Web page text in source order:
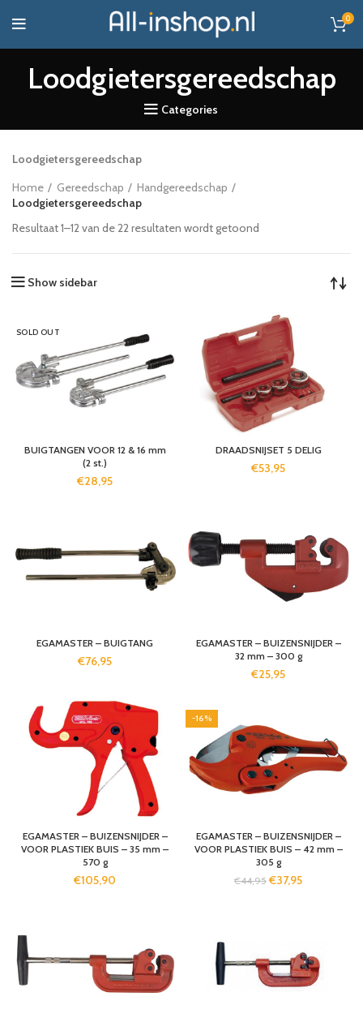
0
Loodgietersgereedschap
Categories
Loodgietersgereedschap
Home
Gereedschap
Handgereedschap
Loodgietersgereedschap
Resultaat 1–12 van de 22 resultaten wordt getoond
Show sidebar
SOLD OUT
BUIGTANGEN VOOR 12 & 16 mm
(2 st.)
€28,95
DRAADSNIJSET 5 DELIG
€53,95
EGAMASTER – BUIGTANG
€76,95
EGAMASTER – BUIZENSNIJDER –
32 mm – 300 g
€25,95
EGAMASTER – BUIZENSNIJDER –
VOOR PLASTIEK BUIS – 35 mm –
570 g
€105,90
-16%
EGAMASTER – BUIZENSNIJDER –
VOOR PLASTIEK BUIS – 42 mm –
305 g
€44,95 €37,95